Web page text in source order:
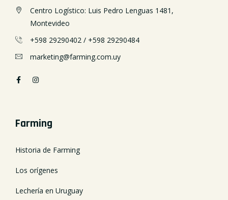
Centro Logístico: Luis Pedro Lenguas 1481,
Montevideo
+598 29290402 / +598 29290484
marketing@farming.com.uy
Farming
Historia de Farming
Los orígenes
Lechería en Uruguay